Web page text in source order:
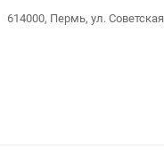
614000, Пермь, ул.